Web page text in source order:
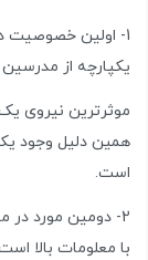
1- اولین خصوصیت
یکپارچه از
موثرترین نیروی
همین دلیل وجود
است.
2- دومین مورد در
با معلومات بالا